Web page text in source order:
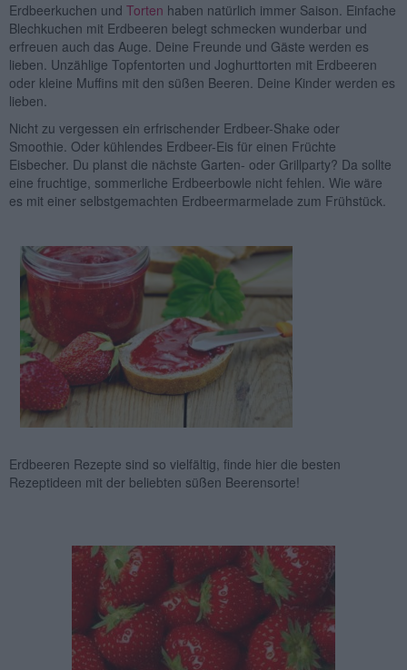
Erdbeerkuchen und Torten haben natürlich immer Saison. Einfache
Blechkuchen mit Erdbeeren belegt schmecken wunderbar und
erfreuen auch das Auge. Deine Freunde und Gäste werden es
lieben. Unzählige Topfentorten und Joghurttorten mit Erdbeeren
oder kleine Muffins mit den süßen Beeren. Deine Kinder werden es
lieben.
Nicht zu vergessen ein erfrischender Erdbeer-Shake oder
Smoothie. Oder kühlendes Erdbeer-Eis für einen Früchte
Eisbecher. Du planst die nächste Garten- oder Grillparty? Da sollte
eine fruchtige, sommerliche Erdbeerbowle nicht fehlen. Wie wäre
es mit einer selbstgemachten Erdbeermarmelade zum Frühstück.
Erdbeeren Rezepte sind so vielfältig, finde hier die besten
Rezeptideen mit der beliebten süßen Beerensorte!